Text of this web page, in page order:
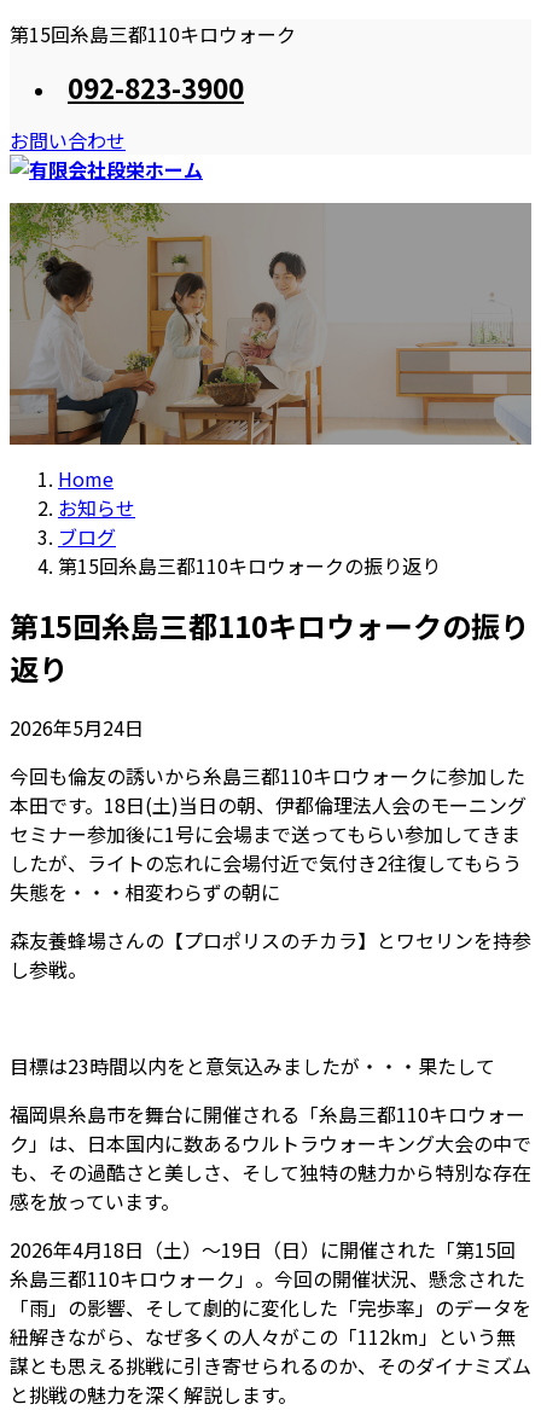
コ
ツ
へ
ス
キ
ッ
プ
ナ
シ
ョ
ン
に
移
動
第15回糸島三都110キロウォーク
092-823-3900
お問い合わせ
HOME段栄ホームのプラン
おススメしたい住まい造り住宅・店舗リフォーム
Home
お知らせ
ブログ
第15回糸島三都110キロウォークの振り返り
第15回糸島三都110キロウォークの振り
返り
2026年5月24日
今回も倫友の誘いから糸島三都110キロウォークに参加した
本田です。18日(土)当日の朝、伊都倫理法人会のモーニング
セミナー参加後に1号に会場まで送ってもらい参加してきま
したが、ライトの忘れに会場付近で気付き2往復してもらう
失態を・・・相変わらずの朝に
森友養蜂場さんの【プロポリスのチカラ】とワセリンを持参
し参戦。
目標は23時間以内をと意気込みましたが・・・果たして
福岡県糸島市を舞台に開催される「糸島三都110キロウォー
ク」は、日本国内に数あるウルトラウォーキング大会の中で
も、その過酷さと美しさ、そして独特の魅力から特別な存在
感を放っています。
2026年4月18日（土）〜19日（日）に開催された「第15回
糸島三都110キロウォーク」。今回の開催状況、懸念された
「雨」の影響、そして劇的に変化した「完歩率」のデータを
紐解きながら、なぜ多くの人々がこの「112km」という無
謀とも思える挑戦に引き寄せられるのか、そのダイナミズム
と挑戦の魅力を深く解説します。